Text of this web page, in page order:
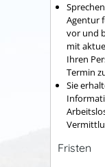
Agentur
vor und
mit
Ihren
Termin
Sie
Fristen